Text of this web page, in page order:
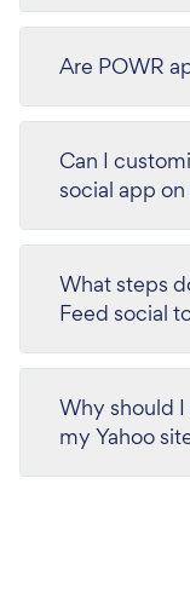
Are POWR
Can I
social app
What steps
Feed social
Why should I
my Yahoo